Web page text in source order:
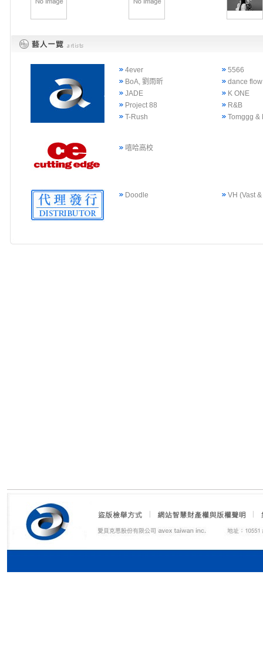
4ever
5566
BoA, 劉雨昕
dance flow
JADE
K ONE
Project 88
R&B
T-Rush
Tomggg &
嘻哈高校
Doodle VH (Vast